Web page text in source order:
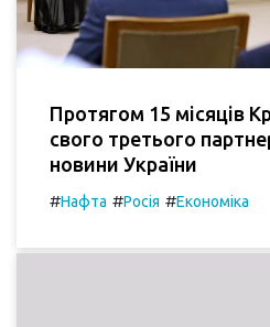
Протягом 15 місяців
свого третього
новини України
#Нафта #Росія #Економіка